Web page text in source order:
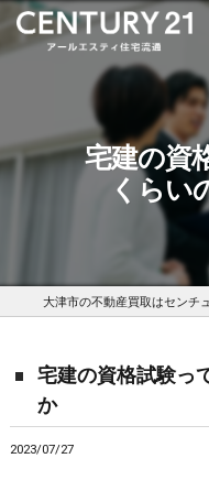
宅建の資
くらい
宅建の資格試験っ
か
2023/07/27